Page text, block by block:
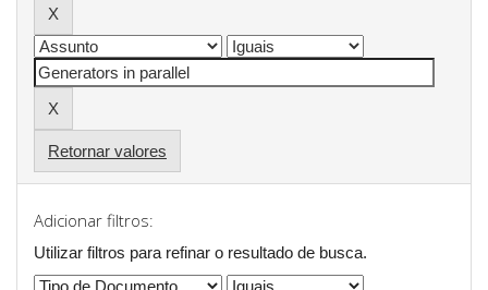
Retornar valores
Adicionar filtros:
Utilizar filtros para refinar o resultado de busca.